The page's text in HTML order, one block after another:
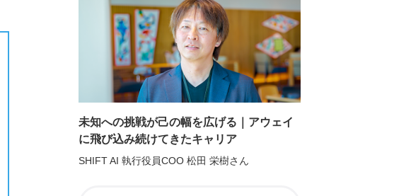
未知への挑戦が己の幅を広げる｜アウェイ
に飛び込み続けてきたキャリア
SHIFT AI 執行役員COO 松田 栄樹さん